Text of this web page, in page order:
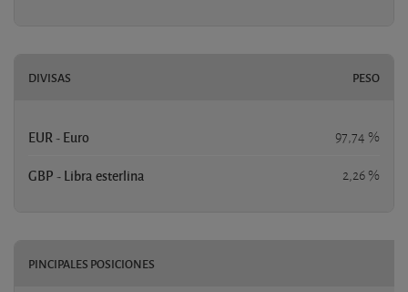
DIVISAS PESO
EUR - Euro 97,74 %
GBP - Libra esterlina 2,26 %
PINCIPALES POSICIONES